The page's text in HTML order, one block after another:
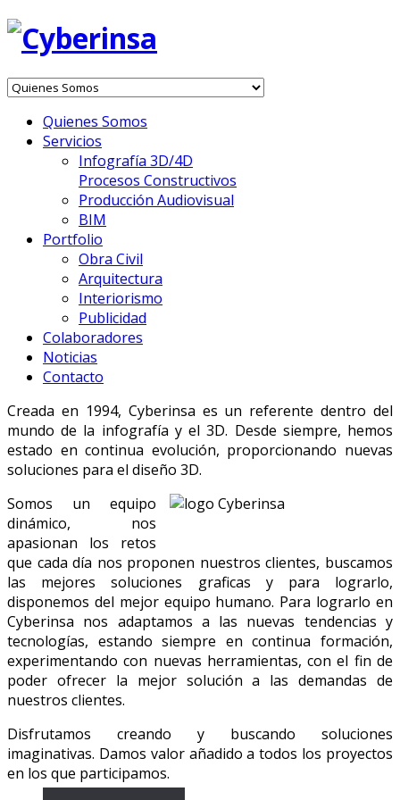
Quienes Somos
Servicios
Infografía 3D/4D
Procesos Constructivos
Producción Audiovisual
BIM
Portfolio
Obra Civil
Arquitectura
Interiorismo
Publicidad
Colaboradores
Noticias
Contacto
Creada en 1994, Cyberinsa es un referente dentro del
mundo de la infografía y el 3D. Desde siempre, hemos
estado en continua evolución, proporcionando nuevas
soluciones para el diseño 3D.
Somos un equipo
dinámico, nos
apasionan los retos
que cada día nos proponen nuestros clientes, buscamos
las mejores soluciones graficas y para lograrlo,
disponemos del mejor equipo humano. Para lograrlo en
Cyberinsa nos adaptamos a las nuevas tendencias y
tecnologías, estando siempre en continua formación,
experimentando con nuevas herramientas, con el fin de
poder ofrecer la mejor solución a las demandas de
nuestros clientes.
Disfrutamos creando y buscando soluciones
imaginativas. Damos valor añadido a todos los proyectos
en los que participamos.